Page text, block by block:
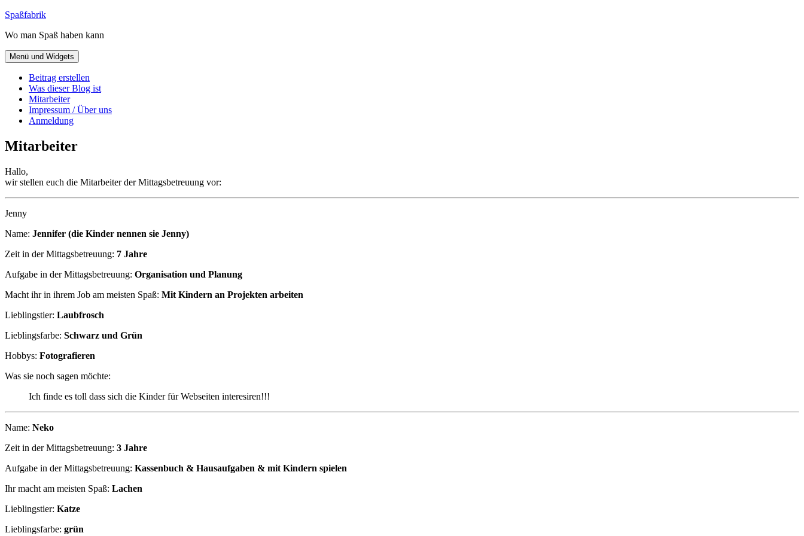
Zum
springen
Spaßfabrik
Wo man Spaß haben kann
Menü und Widgets
Beitrag erstellen
Was dieser Blog ist
Mitarbeiter
Impressum / Über uns
Anmeldung
Mitarbeiter
Hallo,
wir stellen euch die Mitarbeiter der Mittagsbetreuung vor:
Jenny
Name: Jennifer (die Kinder nennen sie Jenny)
Zeit in der Mittagsbetreuung: 7 Jahre
Aufgabe in der Mittagsbetreuung: Organisation und Planung
Macht ihr in ihrem Job am meisten Spaß: Mit Kindern an Projekten arbeiten
Lieblingstier: Laubfrosch
Lieblingsfarbe: Schwarz und Grün
Hobbys: Fotografieren
Was sie noch sagen möchte:
Ich finde es toll dass sich die Kinder für Webseiten interesiren!!!
Name: Neko
Zeit in der Mittagsbetreuung: 3 Jahre
Aufgabe in der Mittagsbetreuung: Kassenbuch & Hausaufgaben & mit Kindern spielen
Ihr macht am meisten Spaß: Lachen
Lieblingstier: Katze
Lieblingsfarbe: grün